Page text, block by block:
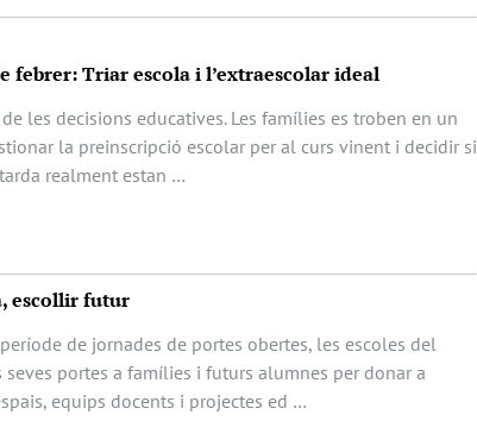
febrer: Triar escola i l’extraescolar ideal
les decisions educatives. Les famílies es troben en un
la preinscripció escolar per al curs vinent i decidir si
realment estan …
escollir futur
de jornades de portes obertes, les escoles del
seves portes a famílies i futurs alumnes per donar a
equips docents i projectes ed …